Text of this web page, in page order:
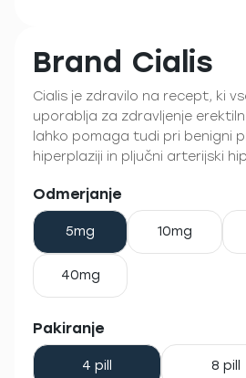
Brand Cialis
Cialis je zdravilo na recept, ki
uporablja za zdravljenje
lahko pomaga tudi pri benigni
hiperplaziji in pljučni arterijski
Odmerjanje
5mg 10mg
40mg
Pakiranje
4 pill 8 pill